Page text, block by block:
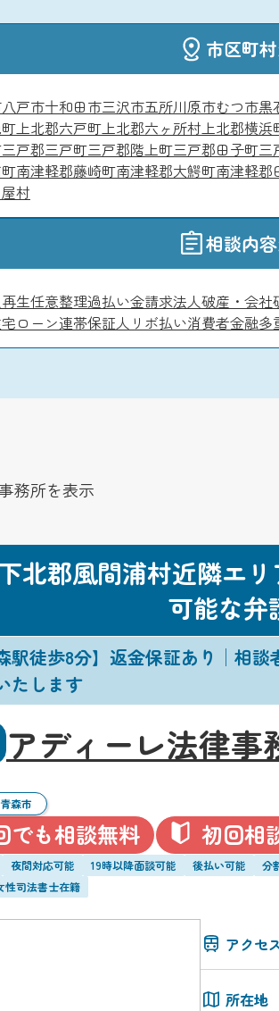
市区町
八戸市十和田市三沢市五所川原市むつ市黒
上北郡六戸町上北郡六ヶ所村上北郡横浜
三戸郡三戸町三戸郡階上町三戸郡田子町三
南津軽郡藤崎町南津軽郡大鰐町南津軽郡
村
相談内
生任意整理過払い金請求法人破産・会社
ローン連帯保証人 リボ払い消費者金融多
務所を表示
北郡風間浦村近隣エ
可能な弁
駅徒歩8分】返金保証あり│相
たします
アディーレ法律
青森市
でも相談無料 初回相
夜間対応可能 19時以降面談可能 後払い可能 分
性司法書士在籍
アクセ
所在地